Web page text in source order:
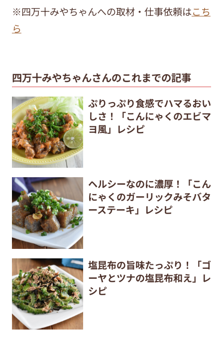
※四万十みやちゃんへの取材・仕事依頼はこち
ら
四万十みやちゃんさんのこれまでの記事
ぷりっぷり食感でハマるおい
しさ！「こんにゃくのエビマ
ヨ風」レシピ
ヘルシーなのに濃厚！「こん
にゃくのガーリックみそバタ
ーステーキ」レシピ
塩昆布の旨味たっぷり！「ゴ
ーヤとツナの塩昆布和え」レ
シピ